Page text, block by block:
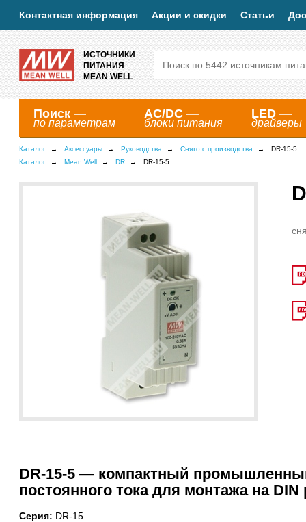
Контактная информация Акции и скидки Статьи
ИСТОЧНИКИ
ПИТАНИЯ
MEAN WELL
Поиск —
по параметрам
AC/DC —
блоки питания
LED —
драйверы
Каталог Аксессуары Руководства Снято с производства
DR-15-5
Каталог
Mean Well DR DR-15-5
DR-15-5 — компактный
постоянного тока для монтажа на DIN
Серия: DR-15